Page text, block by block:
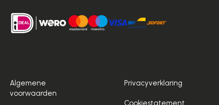
Algemene
voorwaarden
Privacyverklaring